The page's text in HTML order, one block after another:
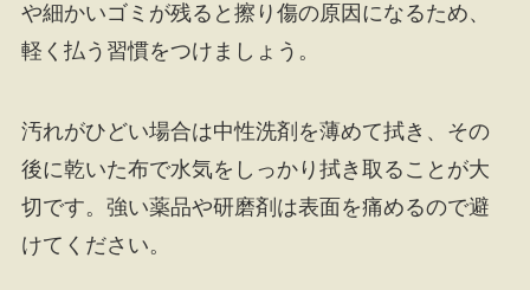
や細かいゴミが残ると擦り傷の原因になるため、
軽く払う習慣をつけましょう。
汚れがひどい場合は中性洗剤を薄めて拭き、その
後に乾いた布で水気をしっかり拭き取ることが大
切です。強い薬品や研磨剤は表面を痛めるので避
けてください。